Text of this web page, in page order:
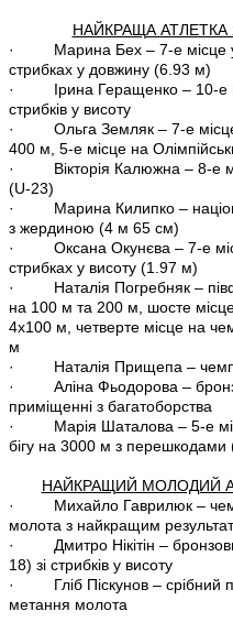
НАЙКРАЩА АТЛЕТКА
· Марина Бех – 7-е місце у
стрибках у довжину (6.93 м)
· Ірина Геращенко – 10-е
стрибків у висоту
· Ольга Земляк – 7-е місце
400 м, 5-е місце на
· Вікторія Калюжна – 8-е
(U-23)
· Марина Килипко –
з жердиною (4 м 65 см)
· Оксана Окунєва – 7-е
стрибках у висоту (1.97 м)
· Наталія Погребняк –
на 100 м та 200 м, шосте місце
4х100 м, четверте місце на
м
· Наталія Прищепа –
· Аліна Фьодорова –
приміщенні з багатоборства
· Марія Шаталова – 5-е
бігу на 3000 м з перешкодами
НАЙКРАЩИЙ МОЛОДИЙ
· Михайло Гаврилюк –
молота з найкращим
· Дмитро Нікітін –
18) зі стрибків у висоту
· Гліб Піскунов – срібний
метання молота